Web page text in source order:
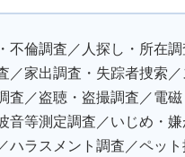
不倫調査／人探し・所在
／家出調査・失踪者捜索／
査／盗聴・盗撮調査／電磁
音等測定調査／いじめ・
ハラスメント調査／ペッ